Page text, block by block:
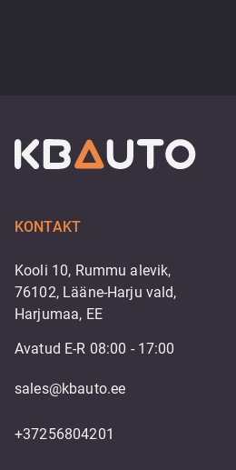
KONTAKT
Kooli 10, Rummu alevik,
76102, Lääne-Harju vald,
Harjumaa, EE
Avatud E-R 08:00 - 17:00
sales@kbauto.ee
+37256804201